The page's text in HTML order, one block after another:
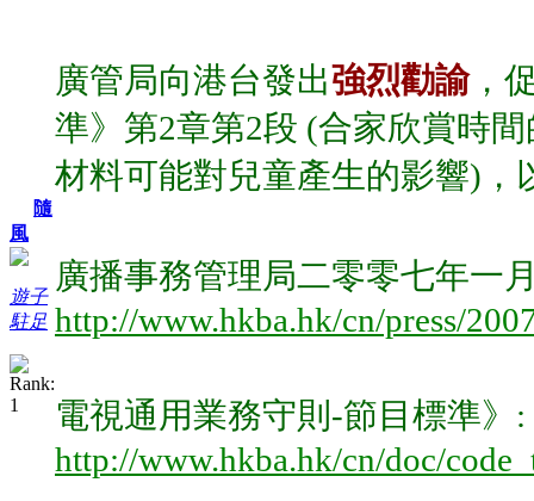
隨
風
遊子
駐足
廣管局向港台發出強烈勸諭，
準》第2章第2段 (合家欣賞時
材料可能對兒童產生的影響)，
廣播事務管理局二零零七年一
http://www.hkba.hk/cn/press/
電視通用業務守則-節目標準》:
http://www.hkba.hk/cn/doc/